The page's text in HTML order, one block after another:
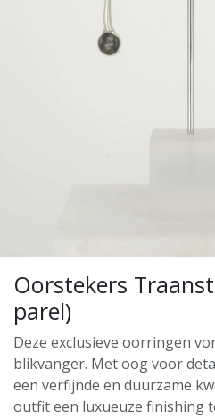
Oorstekers
parel)
Deze exclusieve oorringen
blikvanger. Met oog voor
een verfijnde en duurzame
outfit een luxueuze finishing